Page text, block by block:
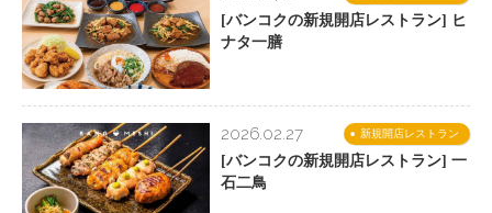
[バンコクの新規開店レストラン] ヒ
ナタ一膳
新規開店レストラン
2026.02.27
[バンコクの新規開店レストラン] 一
石二鳥